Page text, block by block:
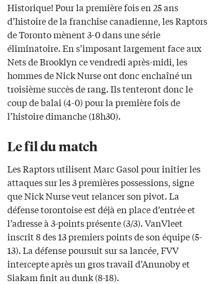
Historique! Pour la première fois en 25 ans
d’histoire de la franchise canadienne, les Raptors
de Toronto mènent 3-0 dans une série
éliminatoire. En s’imposant largement face aux
Nets de Brooklyn ce vendredi après-midi, les
hommes de Nick Nurse ont donc enchaîné un
troisième succès de rang. Ils tenteront donc le
coup de balai (4-0) pour la première fois de
l’histoire dimanche (18h30).
Le fil du match
Les Raptors utilisent Marc Gasol pour initier les
attaques sur les 3 premières possessions, signe
que Nick Nurse veut relancer son pivot. La
défense torontoise est déjà en place d’entrée et
l’adresse à 3-points présente (3/3). VanVleet
inscrit 8 des 13 premiers points de son équipe (5-
13). La défense poursuit sur sa lancée, FVV
intercepte après un gros travail d’Anunoby et
Siakam finit au dunk (8-18).